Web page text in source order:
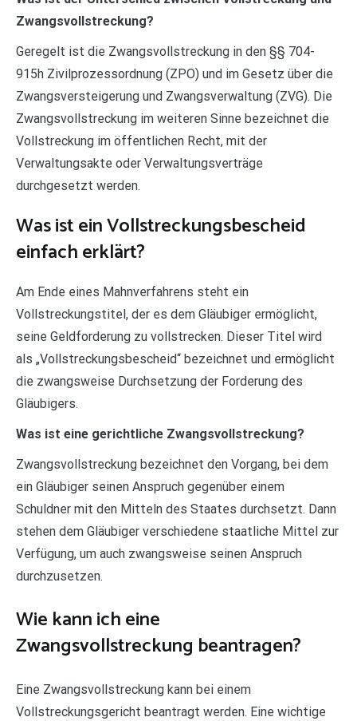
Zwangsvollstreckung?
Geregelt ist die Zwangsvollstreckung in den §§ 704-
915h Zivilprozessordnung (ZPO) und im Gesetz über die
Zwangsversteigerung und Zwangsverwaltung (ZVG). Die
Zwangsvollstreckung im weiteren Sinne bezeichnet die
Vollstreckung im öffentlichen Recht, mit der
Verwaltungsakte oder Verwaltungsverträge
durchgesetzt werden.
Was ist ein Vollstreckungsbescheid
einfach erklärt?
Am Ende eines Mahnverfahrens steht ein
Vollstreckungstitel, der es dem Gläubiger ermöglicht,
seine Geldforderung zu vollstrecken. Dieser Titel wird
als „Vollstreckungsbescheid“ bezeichnet und ermöglicht
die zwangsweise Durchsetzung der Forderung des
Gläubigers.
Was ist eine gerichtliche Zwangsvollstreckung?
Zwangsvollstreckung bezeichnet den Vorgang, bei dem
ein Gläubiger seinen Anspruch gegenüber einem
Schuldner mit den Mitteln des Staates durchsetzt. Dann
stehen dem Gläubiger verschiedene staatliche Mittel zur
Verfügung, um auch zwangsweise seinen Anspruch
durchzusetzen.
Wie kann ich eine
Zwangsvollstreckung beantragen?
Eine Zwangsvollstreckung kann bei einem
Vollstreckungsgericht beantragt werden. Eine wichtige